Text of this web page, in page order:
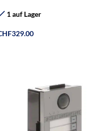
1 auf Lager
329.00